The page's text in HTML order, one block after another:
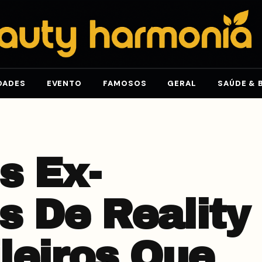
EVENTO FAMOSOS GERAL SAÚDE &
Ex-
De Reality